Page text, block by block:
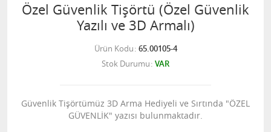
Özel Güvenlik Tişörtü (Özel Güvenlik
Yazılı ve 3D Armalı)
Ürün Kodu 65.00105-4
Stok Durumu VAR
Güvenlik Tişörtümüz 3D Arma Hediyeli ve Sırtında "ÖZEL
GÜVENLİK" yazısı bulunmaktadır.